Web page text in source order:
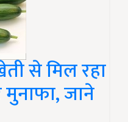
से मिल रहा
मुनाफा, जाने